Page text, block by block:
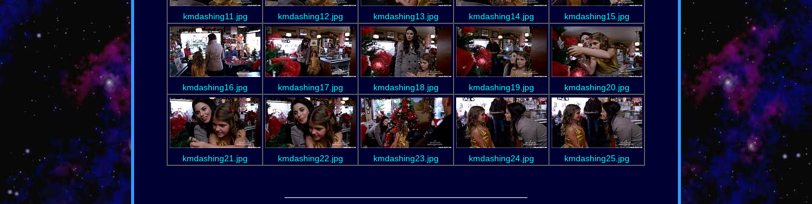
kmdashing11.jpg kmdashing12.jpg kmdashing13.jpg kmdashing14.jpg kmdashing15.jpg
kmdashing16.jpg kmdashing17.jpg kmdashing18.jpg kmdashing19.jpg kmdashing20.jpg
kmdashing21.jpg kmdashing22.jpg kmdashing23.jpg kmdashing24.jpg kmdashing25.jpg